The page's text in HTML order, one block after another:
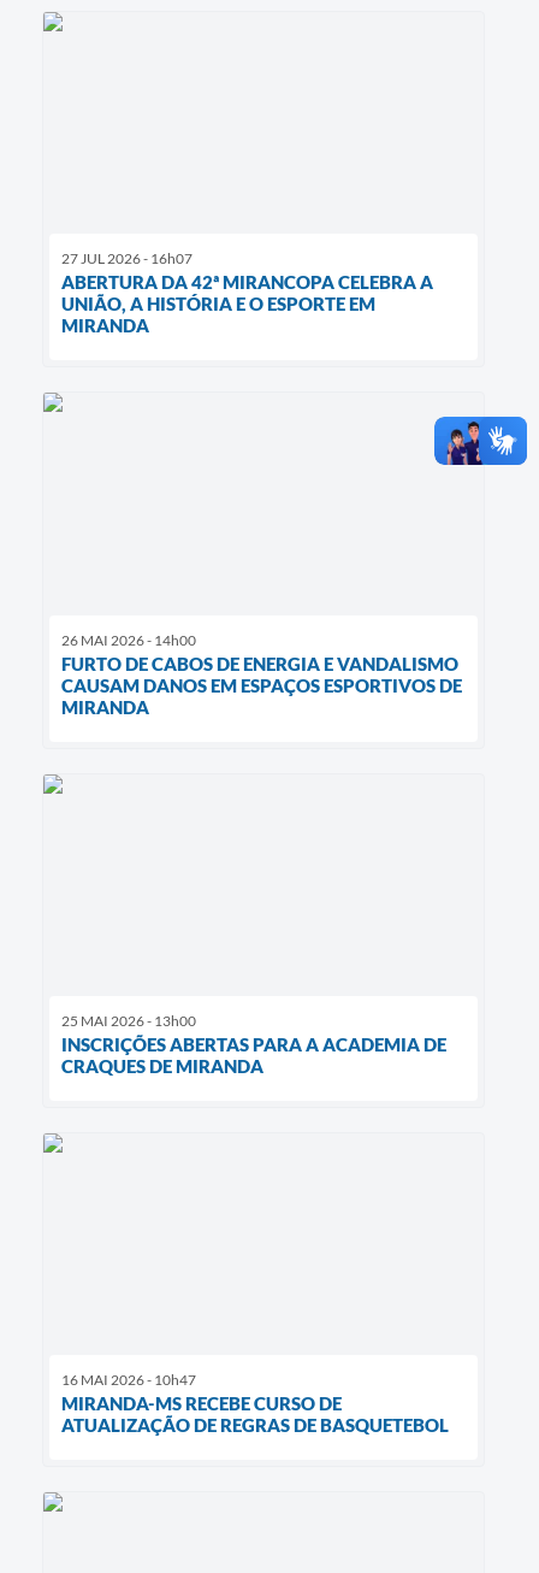
27 JUL 2026 - 16h07
ABERTURA DA 42ª MIRANCOPA CELEBRA A
UNIÃO, A HISTÓRIA E O ESPORTE EM
MIRANDA
26 MAI 2026 - 14h00
FURTO DE CABOS DE ENERGIA E VANDALISMO
CAUSAM DANOS EM ESPAÇOS ESPORTIVOS DE
MIRANDA
25 MAI 2026 - 13h00
INSCRIÇÕES ABERTAS PARA A ACADEMIA DE
CRAQUES DE MIRANDA
16 MAI 2026 - 10h47
MIRANDA-MS RECEBE CURSO DE
ATUALIZAÇÃO DE REGRAS DE BASQUETEBOL